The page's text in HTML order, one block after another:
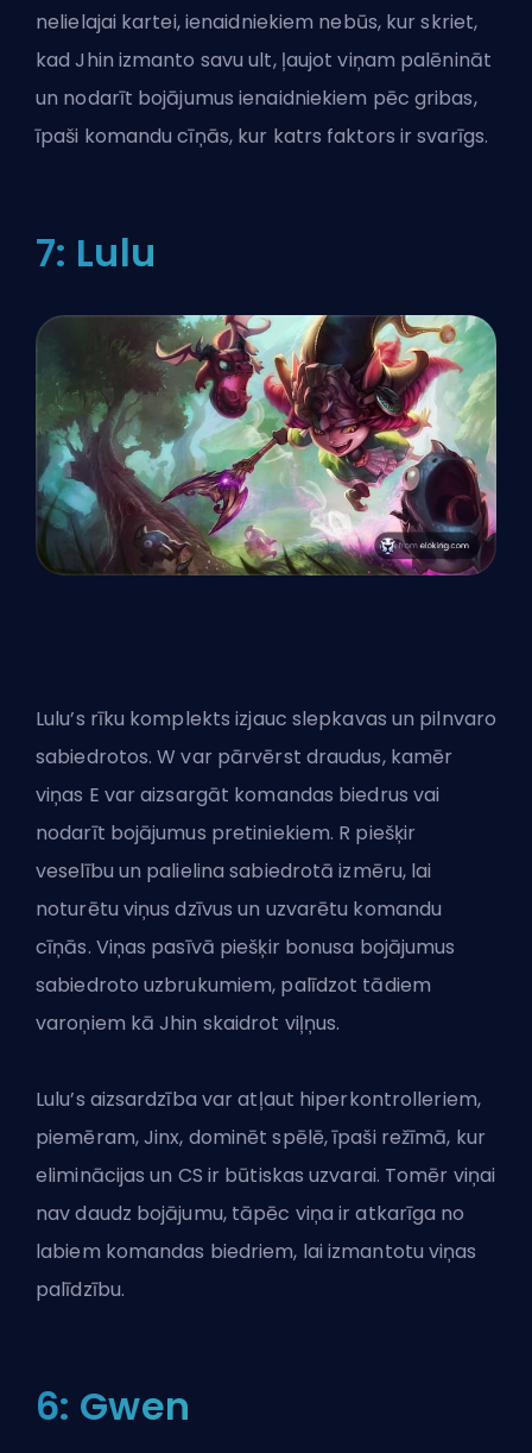
nelielajai kartei, ienaidniekiem nebūs, kur skriet,
kad Jhin izmanto savu ult, ļaujot viņam palēnināt
un nodarīt bojājumus ienaidniekiem pēc gribas,
īpaši komandu cīņās, kur katrs faktors ir svarīgs.
7: Lulu
Lulu’s rīku komplekts izjauc slepkavas un pilnvaro
sabiedrotos. W var pārvērst draudus, kamēr
viņas E var aizsargāt komandas biedrus vai
nodarīt bojājumus pretiniekiem. R piešķir
veselību un palielina sabiedrotā izmēru, lai
noturētu viņus dzīvus un uzvarētu komandu
cīņās. Viņas pasīvā piešķir bonusa bojājumus
sabiedroto uzbrukumiem, palīdzot tādiem
varoņiem kā Jhin skaidrot viļņus.
Lulu’s aizsardzība var atļaut hiperkontrolleriem,
piemēram, Jinx, dominēt spēlē, īpaši režīmā, kur
eliminācijas un CS ir būtiskas uzvarai. Tomēr viņai
nav daudz bojājumu, tāpēc viņa ir atkarīga no
labiem komandas biedriem, lai izmantotu viņas
palīdzību.
6: Gwen